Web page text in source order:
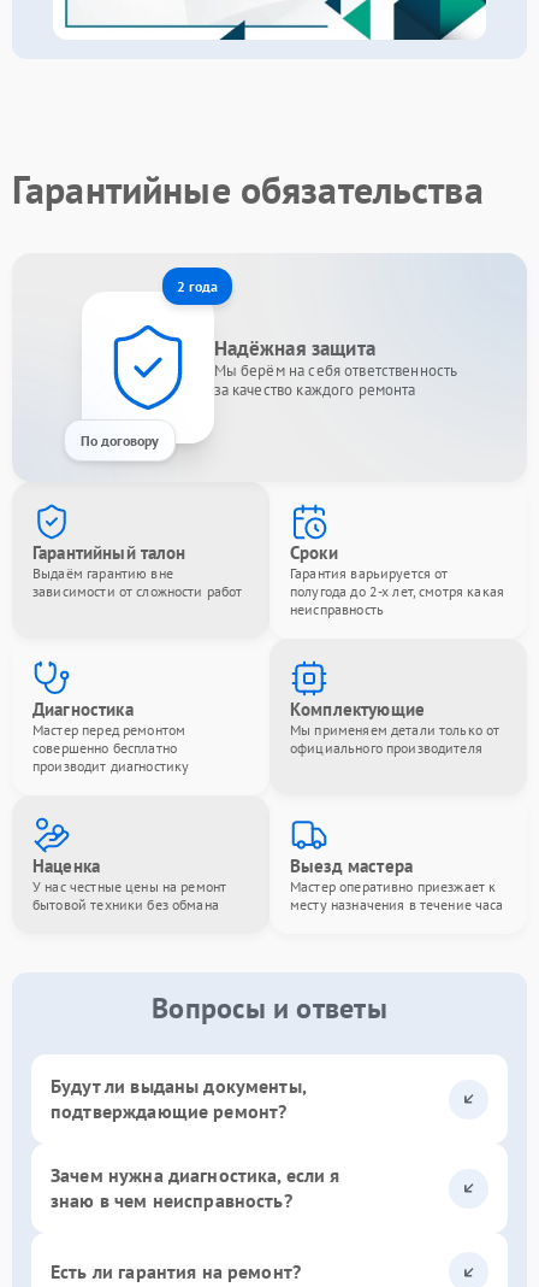
Гарантийные обязательства
2 года
По договору
Надёжная защита
Мы берём на себя ответственность
за качество каждого ремонта
Гарантийный талон
Выдаём гарантию вне
зависимости от сложности работ
Сроки
Гарантия варьируется от
полугода до 2-х лет, смотря какая
неисправность
Диагностика
Мастер перед ремонтом
совершенно бесплатно
производит диагностику
Комплектующие
Мы применяем детали только от
официального производителя
Наценка
У нас честные цены на ремонт
бытовой техники без обмана
Выезд мастера
Мастер оперативно приезжает к
месту назначения в течение часа
Вопросы и ответы
Будут ли выданы документы,
подтверждающие ремонт?
Зачем нужна диагностика, если я
знаю в чем неисправность?
Есть ли гарантия на ремонт?